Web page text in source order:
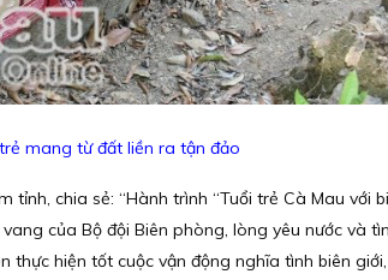
mang từ đất liền ra tận đảo
tỉnh, chia sẻ: “Hành trình “Tuổi trẻ Cà Mau với
của Bộ đội Biên phòng, lòng yêu nước và
thực hiện tốt cuộc vận động nghĩa tình biên